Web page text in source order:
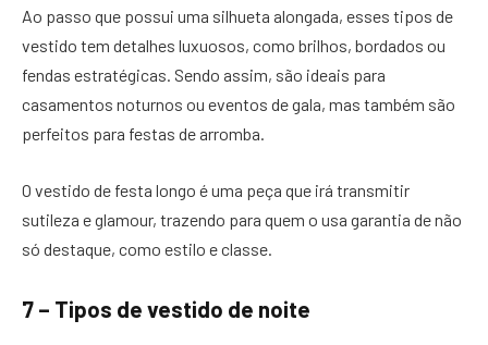
Ao passo que possui uma silhueta alongada, esses tipos de
vestido tem detalhes luxuosos, como brilhos, bordados ou
fendas estratégicas. Sendo assim, são ideais para
casamentos noturnos ou eventos de gala, mas também são
perfeitos para festas de arromba.
O vestido de festa longo é uma peça que irá transmitir
sutileza e glamour, trazendo para quem o usa garantia de não
só destaque, como estilo e classe.
7 – Tipos de vestido de noite